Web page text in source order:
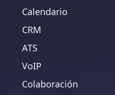
Calendario
CRM
ATS
VoIP
Colaboración